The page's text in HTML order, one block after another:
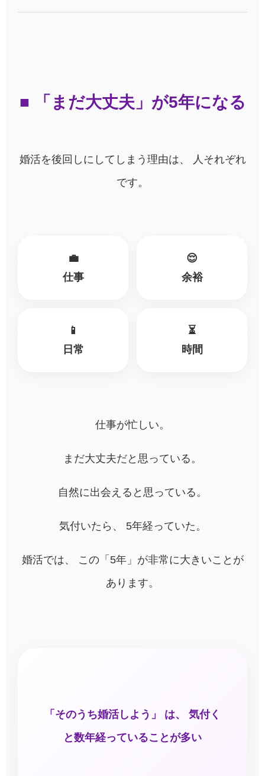
■ 「まだ大丈夫」が5年になる
婚活を後回しにしてしまう理由は、 人それぞれ
です。
💼
仕事
😌
余裕
📱
日常
⏳
時間
仕事が忙しい。
まだ大丈夫だと思っている。
自然に出会えると思っている。
気付いたら、 5年経っていた。
婚活では、 この「5年」が非常に大きいことが
あります。
「そのうち婚活しよう」 は、 気付く
と数年経っていることが多い